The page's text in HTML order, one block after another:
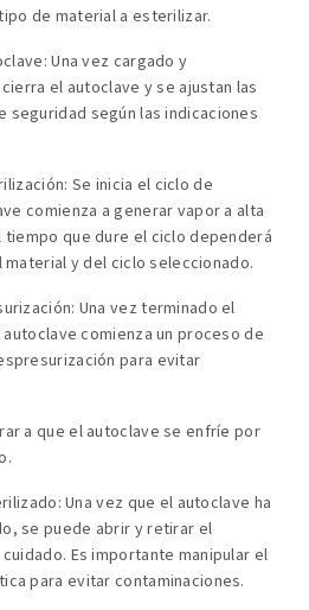
de material a esterilizar.
Una vez cargado y
el autoclave y se ajustan las
seguridad según las indicaciones
Se inicia el ciclo de
comienza a generar vapor a alta
que dure el ciclo dependerá
y del ciclo seleccionado.
Una vez terminado el
comienza un proceso de
para evitar
a que el autoclave se enfríe por
Una vez que el autoclave ha
se puede abrir y retirar el
Es importante manipular el
para evitar contaminaciones.